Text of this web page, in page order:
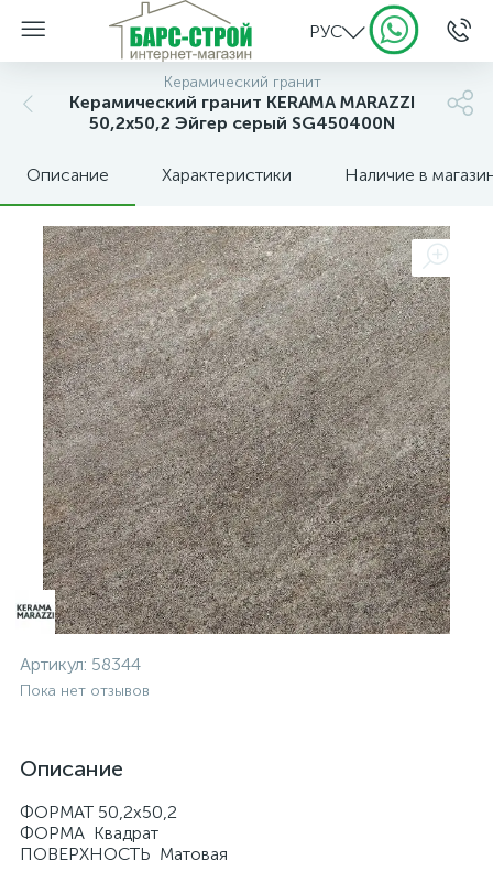
РУС
Керамический гранит
Керамический гранит KERAMA MARAZZI
50,2х50,2 Эйгер серый SG450400N
Описание Характеристики Наличие в
Артикул: 58344
Пока нет отзывов
Описание
ФОРМАТ 50,2х50,2
ФОРМА Квадрат
ПОВЕРХНОСТЬ Матовая